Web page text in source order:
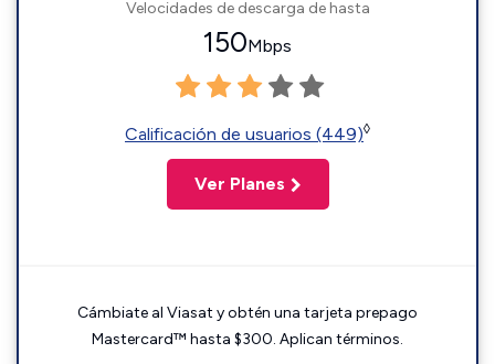
Velocidades de descarga de hasta
150Mbps
Calificación de usuarios (449)◊
Ver Planes
Cámbiate al Viasat y obtén una tarjeta prepago
Mastercard™ hasta $300. Aplican términos.